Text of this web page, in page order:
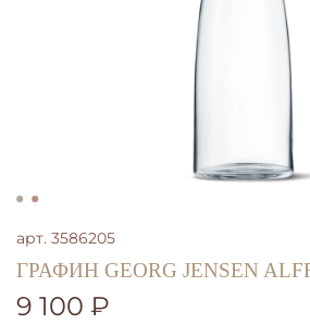
арт. 3586205
ГРАФИН GEORG JENSEN
9 100 ₽